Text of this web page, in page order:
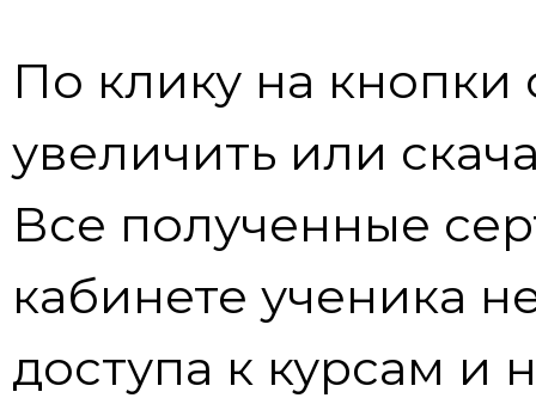
По клику на
увеличить или
Все полученные
кабинете ученика
доступа к курсам и